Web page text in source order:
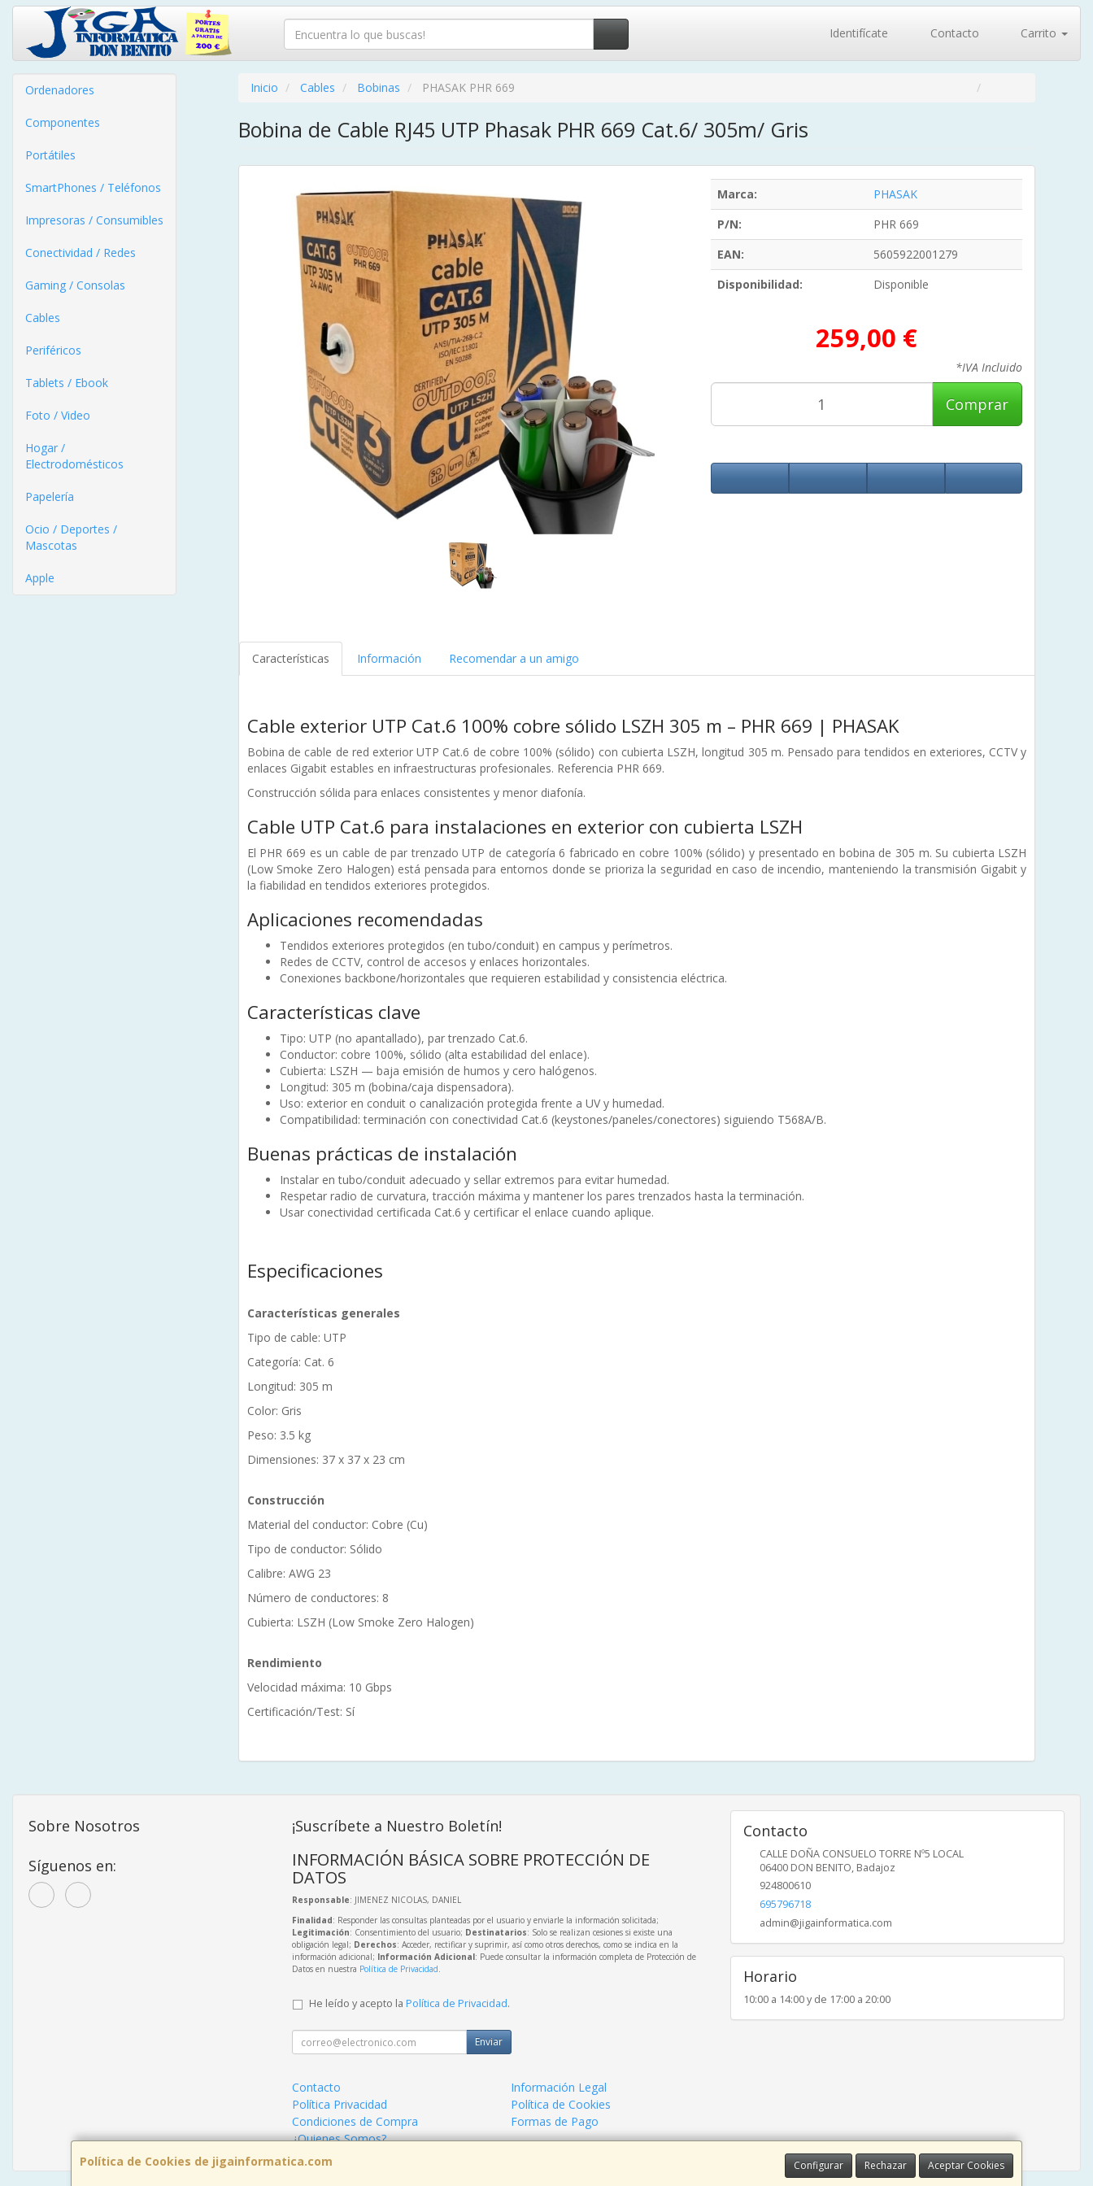
Identifícate Contacto Carrito
Ordenadores
Componentes
Portátiles
SmartPhones / Teléfonos
Impresoras / Consumibles
Conectividad / Redes
Gaming / Consolas
Cables
Periféricos
Tablets / Ebook
Foto / Video
Hogar /
Electrodomésticos
Papelería
Ocio / Deportes /
Mascotas
Apple
Inicio Cables Bobinas PHASAK PHR 669
Bobina de Cable RJ45 UTP Phasak PHR 669 Cat.6/ 305m/ Gris
Marca:
PHASAK
P/N:
PHR 669
EAN:
5605922001279
Disponibilidad:
Disponible
259,00 €
*IVA Incluido
Comprar
Características Información Recomendar a un amigo
Cable exterior UTP Cat.6 100% cobre sólido LSZH 305 m – PHR 669 | PHASAK
Bobina de cable de red exterior UTP Cat.6 de cobre 100% (sólido) con cubierta LSZH, longitud 305 m. Pensado para tendidos en exteriores, CCTV y
enlaces Gigabit estables en infraestructuras profesionales. Referencia PHR 669.
Construcción sólida para enlaces consistentes y menor diafonía.
Cable UTP Cat.6 para instalaciones en exterior con cubierta LSZH
El PHR 669 es un cable de par trenzado UTP de categoría 6 fabricado en cobre 100% (sólido) y presentado en bobina de 305 m. Su cubierta LSZH
(Low Smoke Zero Halogen) está pensada para entornos donde se prioriza la seguridad en caso de incendio, manteniendo la transmisión Gigabit y
la fiabilidad en tendidos exteriores protegidos.
Aplicaciones recomendadas
Tendidos exteriores protegidos (en tubo/conduit) en campus y perímetros.
Redes de CCTV, control de accesos y enlaces horizontales.
Conexiones backbone/horizontales que requieren estabilidad y consistencia eléctrica.
Características clave
Tipo: UTP (no apantallado), par trenzado Cat.6.
Conductor: cobre 100%, sólido (alta estabilidad del enlace).
Cubierta: LSZH — baja emisión de humos y cero halógenos.
Longitud: 305 m (bobina/caja dispensadora).
Uso: exterior en conduit o canalización protegida frente a UV y humedad.
Compatibilidad: terminación con conectividad Cat.6 (keystones/paneles/conectores) siguiendo T568A/B.
Buenas prácticas de instalación
Instalar en tubo/conduit adecuado y sellar extremos para evitar humedad.
Respetar radio de curvatura, tracción máxima y mantener los pares trenzados hasta la terminación.
Usar conectividad certificada Cat.6 y certificar el enlace cuando aplique.
Especificaciones
Características generales
Tipo de cable: UTP
Categoría: Cat. 6
Longitud: 305 m
Color: Gris
Peso: 3.5 kg
Dimensiones: 37 x 37 x 23 cm
Construcción
Material del conductor: Cobre (Cu)
Tipo de conductor: Sólido
Calibre: AWG 23
Número de conductores: 8
Cubierta: LSZH (Low Smoke Zero Halogen)
Rendimiento
Velocidad máxima: 10 Gbps
Certificación/Test: Sí
Política de Cookies de jigainformatica.com Configurar Rechazar Aceptar Cookies
Sobre Nosotros
Síguenos en:
¡Suscríbete a Nuestro Boletín!
INFORMACIÓN BÁSICA SOBRE PROTECCIÓN DE
DATOS
Responsable: JIMENEZ NICOLAS, DANIEL
Finalidad: Responder las consultas planteadas por el usuario y enviarle la información solicitada;
Legitimación: Consentimiento del usuario; Destinatarios: Solo se realizan cesiones si existe una
obligación legal; Derechos: Acceder, rectificar y suprimir, así como otros derechos, como se indica en la
información adicional; Información Adicional: Puede consultar la información completa de Protección de
Datos en nuestra Política de Privacidad.
He leído y acepto la Política de Privacidad.
Enviar
Contacto
Información Legal
Política Privacidad
Política de Cookies
Condiciones de Compra
Formas de Pago
¿Quienes Somos?
Contacto
CALLE DOÑA CONSUELO TORRE Nº5 LOCAL
06400 DON BENITO, Badajoz
924800610
695796718
admin@jigainformatica.com
Horario
10:00 a 14:00 y de 17:00 a 20:00